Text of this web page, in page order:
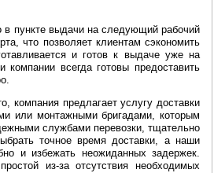
в пункте выдачи на следующий рабочий
что позволяет клиентам сэкономить
и готов к выдаче уже на
всегда готовы предоставить
компания предлагает услугу доставки
или монтажными бригадами, которым
службами перевозки, тщательно
точное время доставки, а наши
и избежать неожиданных задержек.
из-за отсутствия необходимых